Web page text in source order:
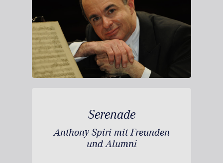
Serenade
Anthony Spiri mit Freunden
und Alumni